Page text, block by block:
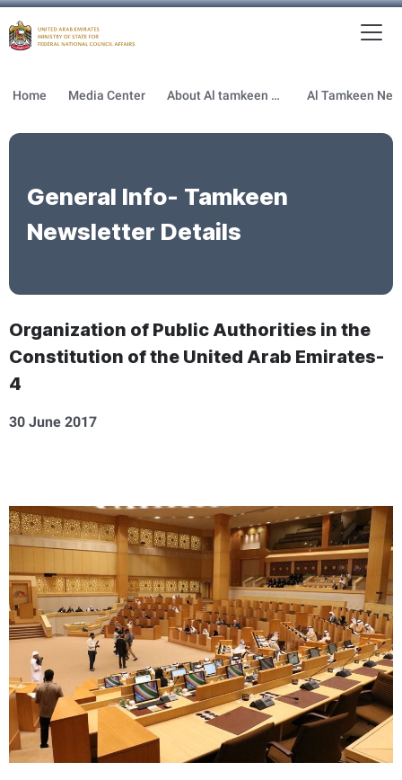
Home Media Center About Al tamkeen newsletter
General Info- Tamkeen
Newsletter Details
Organization of Public Authorities in the
Constitution of the United Arab Emirates-
4
30 June 2017